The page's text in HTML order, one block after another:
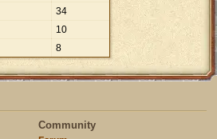
34
10
8
Community